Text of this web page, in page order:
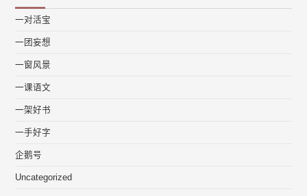
一对活宝
一团妄想
一窗风景
一课语文
一架好书
一手好字
企鹅号
Uncategorized